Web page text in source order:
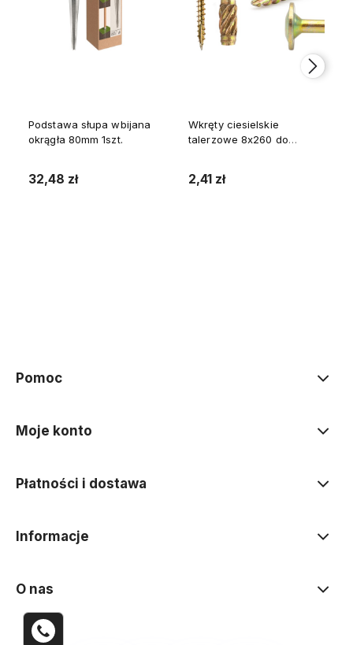
Podstawa słupa wbijana
okrągła 80mm 1szt.
32,48 zł
Wkręty ciesielskie
talerzowe 8x260 do
2,41 zł
Pomoc
Moje konto
Płatności i dostawa
Informacje
O nas